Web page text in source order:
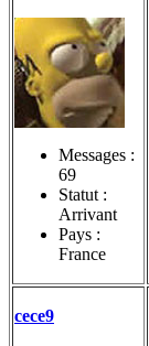
Messages :
69
Statut :
Arrivant
Pays :
France
cece9